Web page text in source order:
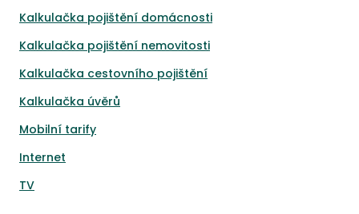
Kalkulačka pojištění domácnosti
Kalkulačka pojištění nemovitosti
Kalkulačka cestovního pojištění
Kalkulačka úvěrů
Mobilní tarify
Internet
TV